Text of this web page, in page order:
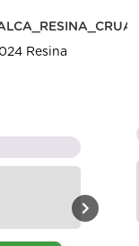
Resina